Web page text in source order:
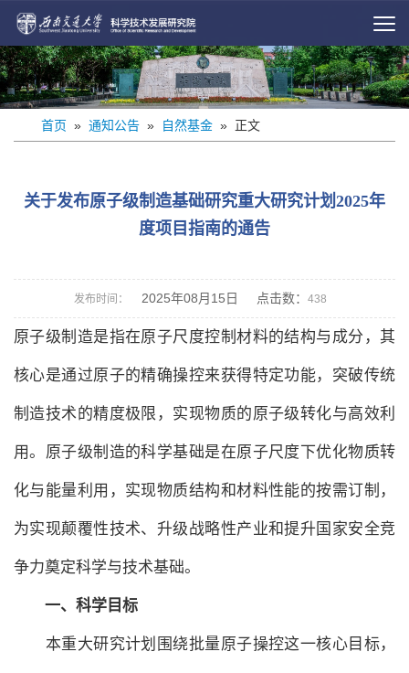
首页 » 通知公告 » 自然基金 » 正文
关于发布原子级制造基础研究重大研究计划2025年
度项目指南的通告
发布时间： 2025年08月15日 点击数： 438
原子级制造是指在原子尺度控制材料的结构与成分，其
核心是通过原子的精确操控来获得特定功能，突破传统
制造技术的精度极限，实现物质的原子级转化与高效利
用。原子级制造的科学基础是在原子尺度下优化物质转
化与能量利用，实现物质结构和材料性能的按需订制，
为实现颠覆性技术、升级战略性产业和提升国家安全竞
争力奠定科学与技术基础。
一、科学目标
本重大研究计划围绕批量原子操控这一核心目标，